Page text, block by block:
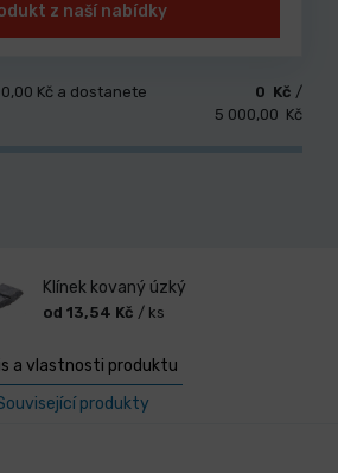
z naší nabídky
Kč a dostanete
0 Kč /
5 000,00 Kč
Klínek kovaný úzký
od 13,54 Kč / ks
a vlastnosti produktu
produkty